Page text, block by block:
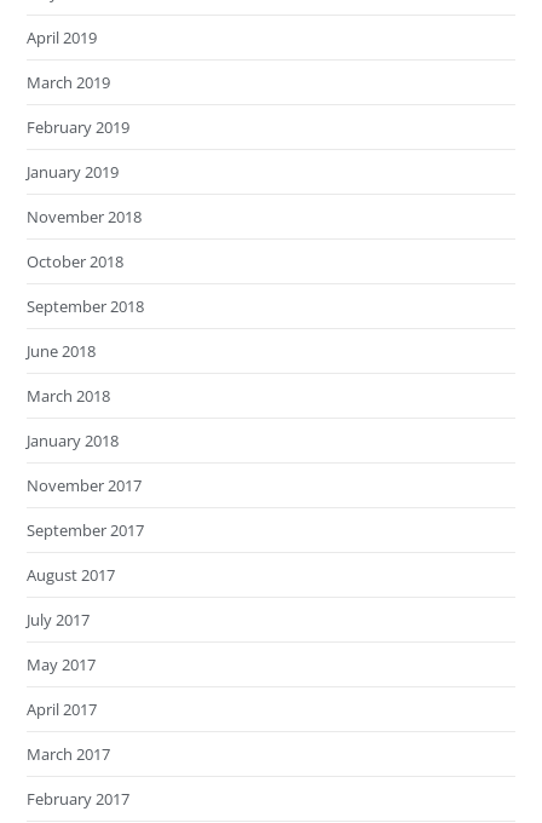
April 2019
March 2019
February 2019
January 2019
November 2018
October 2018
September 2018
June 2018
March 2018
January 2018
November 2017
September 2017
August 2017
July 2017
May 2017
April 2017
March 2017
February 2017